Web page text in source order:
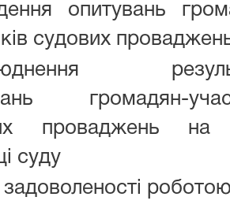
опитувань
судових
громадян-
проваджень на
суду
задоволеності